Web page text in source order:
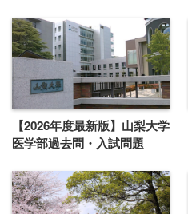
【2026年度最新版】山梨大学
医学部過去問・入試問題